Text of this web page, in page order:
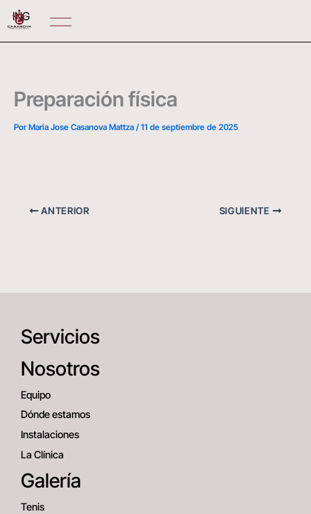
contenido
ING
Preparación física
PorMaria Jose Casanova Mattza / 11 de septiembre de 2025
ANTERIOR SIGUIENTE
Servicios
Nosotros
Equipo
Dónde estamos
Instalaciones
La Clínica
Galería
Tenis